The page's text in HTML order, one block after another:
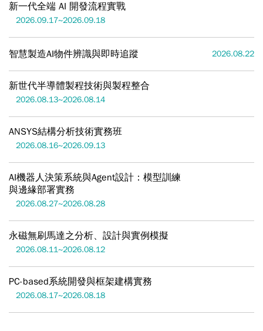
新一代全端 AI 開發流程實戰
2026.09.17~2026.09.18
智慧製造AI物件辨識與即時追蹤 2026.08.22
新世代半導體製程技術與製程整合
2026.08.13~2026.08.14
ANSYS結構分析技術實務班
2026.08.16~2026.09.13
AI機器人決策系統與Agent設計：模型訓練
與邊緣部署實務
2026.08.27~2026.08.28
永磁無刷馬達之分析、設計與實例模擬
2026.08.11~2026.08.12
PC-based系統開發與框架建構實務
2026.08.17~2026.08.18